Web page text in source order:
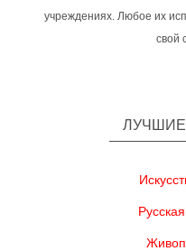
учреждениях. Любое их
свой